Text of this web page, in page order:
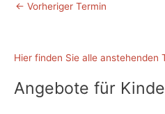
← Vorheriger Termin
Hier finden Sie alle anstehenden
Angebote für